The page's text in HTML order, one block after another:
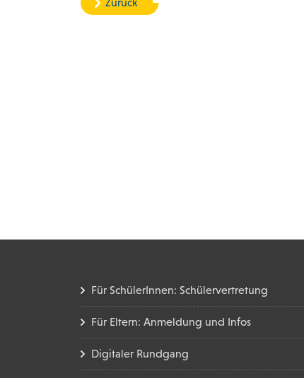
Zurück
Für SchülerInnen: Schülervertretung
Für Eltern: Anmeldung und Infos
Digitaler Rundgang